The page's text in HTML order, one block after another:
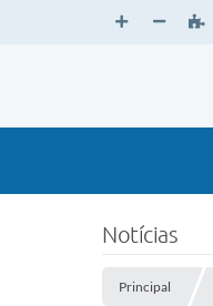
Notícias
Principal